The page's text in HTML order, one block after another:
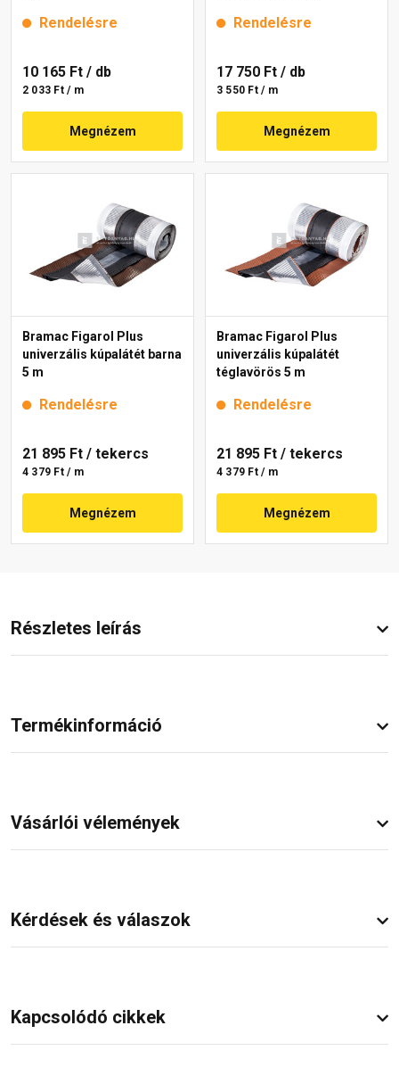
Rendelésre
10 165 Ft / db
2 033 Ft / m
Megnézem
Rendelésre
17 750 Ft / db
3 550 Ft / m
Megnézem
Bramac Figarol Plus
univerzális kúpalátét barna
5 m
Rendelésre
21 895 Ft / tekercs
4 379 Ft / m
Megnézem
Bramac Figarol Plus
univerzális kúpalátét
téglavörös 5 m
Rendelésre
21 895 Ft / tekercs
4 379 Ft / m
Megnézem
Részletes leírás
Termékinformáció
Vásárlói vélemények
Kérdések és válaszok
Kapcsolódó cikkek